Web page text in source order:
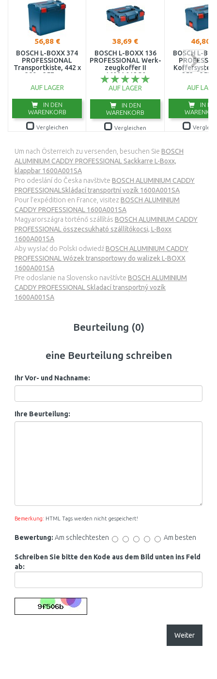
56,88 €
BOSCH L-BOXX 374
PROFESSIONAL
Transportkiste, 442 x
389 x 357 mm,
AUF LAGER
IN DEN
WARENKORB
Vergleichen
38,69 €
BOSCH L-BOXX 136
PROFESSIONAL Werk­
zeug­kof­fer II
1600A012G0
AUF LAGER
IN DEN
WARENKORB
Vergleichen
46,80 €
BOSCH L-
Koffersystem
253 x 357
AUF
IN
Um nach Österreich zu versenden, besuchen Sie BOSCH
ALUMINIUM CADDY PROFESSIONAL Sackkarre L-Boxx,
klappbar 1600A001SA
Pro odeslání do Česka navštivte BOSCH ALUMINIUM CADDY
PROFESSIONALSkládací transportní vozík 1600A001SA
Pour l’expédition en France, visitez BOSCH ALUMINIUM
CADDY PROFESSIONAL 1600A001SA
Magyarországra történő szállítás BOSCH ALUMINIUM CADDY
PROFESSIONAL összecsukható szállítókocsi, L-Boxx
1600A001SA
Aby wysłać do Polski odwiedźBOSCH ALUMINIUM CADDY
PROFESSIONAL Wózek transportowy do walizek L-BOXX
1600A001SA
Pre odoslanie na Slovensko navštívte BOSCH ALUMINIUM
CADDY PROFESSIONAL Skladací transportný vozík
1600A001SA
Beurteilung (0)
eine Beurteilung schreiben
Ihr Vor- und Nachname:
Ihre Beurteilung:
Bemerkung: HTML Tags werden nicht gespeichert!
Bewertung: Am schlechtesten Am besten
Schreiben Sie bitte den Kode aus dem Bild unten ins Feld
ab:
Weiter